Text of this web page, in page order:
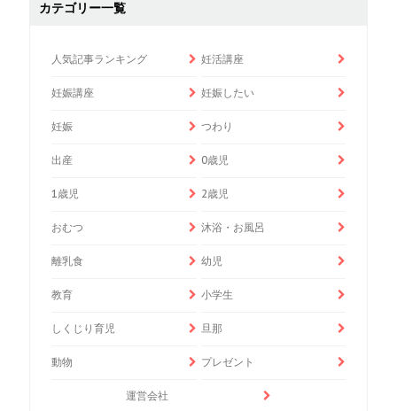
カテゴリー一覧
人気記事ランキング 妊活講座
妊娠講座 妊娠したい
妊娠 つわり
出産 0歳児
1歳児 2歳児
おむつ 沐浴・お風呂
離乳食 幼児
教育 小学生
しくじり育児 旦那
動物 プレゼント
運営会社